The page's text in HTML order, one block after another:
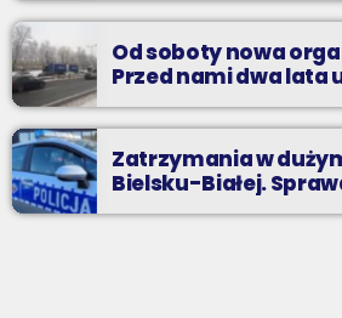
Od soboty nowa
Przed nami dwa lata
Zatrzymania w
Bielsku-Białej.